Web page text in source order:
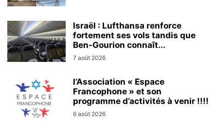
Israël : Lufthansa renforce
fortement ses vols tandis que
Ben-Gourion connaît...
7 août 2026
l’Association « Espace
Francophone » et son
programme d’activités à venir !!!!
6 août 2026